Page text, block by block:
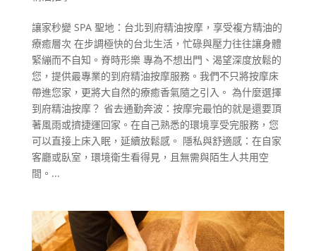
讓家秒變 SPA 聖地：台北到府精油按摩，享受複方精油的
療癒層次 在步調極快的台北生活，忙碌與壓力往往讓身體
緊繃而不自知。脊時形樂 專為不想出門、渴望深度放鬆的
您，提供最專業的到府精油按摩服務。我們不只將按摩床
帶進您家，更將大自然的療癒香氣隨之引入。 為什麼選擇
到府精油按摩？ 省去通勤奔波：按摩完最怕的就是還要頂
著風雨或擠捷運回家。在自己熟悉的環境享受完服務，您
可以直接上床入眠，延續放鬆感。 隱私與舒適感：在自家
客廳或臥室，環境衛生看得見，且無需與陌生人共用空
間。...